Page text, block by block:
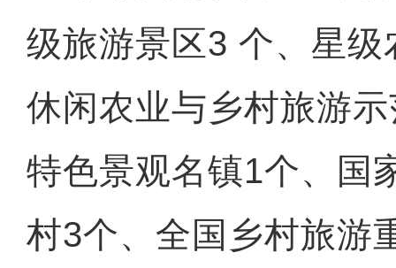
级旅游景区3 个、星
休闲农业与乡村旅游
特色景观名镇1个、国
村3个、全国乡村旅游